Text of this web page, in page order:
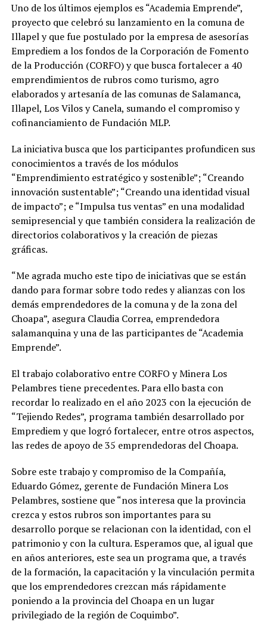
Uno de los últimos ejemplos es “Academia Emprende”,
proyecto que celebró su lanzamiento en la comuna de
Illapel y que fue postulado por la empresa de asesorías
Emprediem a los fondos de la Corporación de Fomento
de la Producción (CORFO) y que busca fortalecer a 40
emprendimientos de rubros como turismo, agro
elaborados y artesanía de las comunas de Salamanca,
Illapel, Los Vilos y Canela, sumando el compromiso y
cofinanciamiento de Fundación MLP.
La iniciativa busca que los participantes profundicen sus
conocimientos a través de los módulos
“Emprendimiento estratégico y sostenible”; “Creando
innovación sustentable”; “Creando una identidad visual
de impacto”; e “Impulsa tus ventas” en una modalidad
semipresencial y que también considera la realización de
directorios colaborativos y la creación de piezas
gráficas.
“Me agrada mucho este tipo de iniciativas que se están
dando para formar sobre todo redes y alianzas con los
demás emprendedores de la comuna y de la zona del
Choapa”, asegura Claudia Correa, emprendedora
salamanquina y una de las participantes de “Academia
Emprende”.
El trabajo colaborativo entre CORFO y Minera Los
Pelambres tiene precedentes. Para ello basta con
recordar lo realizado en el año 2023 con la ejecución de
“Tejiendo Redes”, programa también desarrollado por
Emprediem y que logró fortalecer, entre otros aspectos,
las redes de apoyo de 35 emprendedoras del Choapa.
Sobre este trabajo y compromiso de la Compañía,
Eduardo Gómez, gerente de Fundación Minera Los
Pelambres, sostiene que “nos interesa que la provincia
crezca y estos rubros son importantes para su
desarrollo porque se relacionan con la identidad, con el
patrimonio y con la cultura. Esperamos que, al igual que
en años anteriores, este sea un programa que, a través
de la formación, la capacitación y la vinculación permita
que los emprendedores crezcan más rápidamente
poniendo a la provincia del Choapa en un lugar
privilegiado de la región de Coquimbo”.